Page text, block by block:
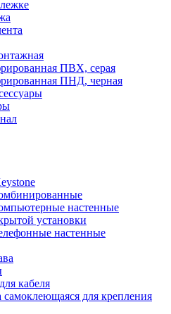
ПВХ, серая
ПНД, черная
настенные
установки
настенные
кабеля
для крепления